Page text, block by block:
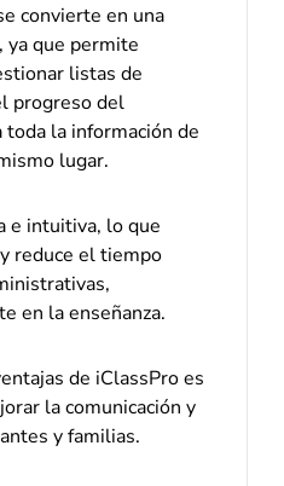
convierte en una
que permite
listas de
progreso del
toda la información de
lugar.
e intuitiva, lo que
reduce el tiempo
en la enseñanza.
de iClassPro es
la comunicación y
y familias.